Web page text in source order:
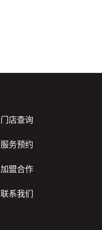
门店查询
服务预约
加盟合作
联系我们